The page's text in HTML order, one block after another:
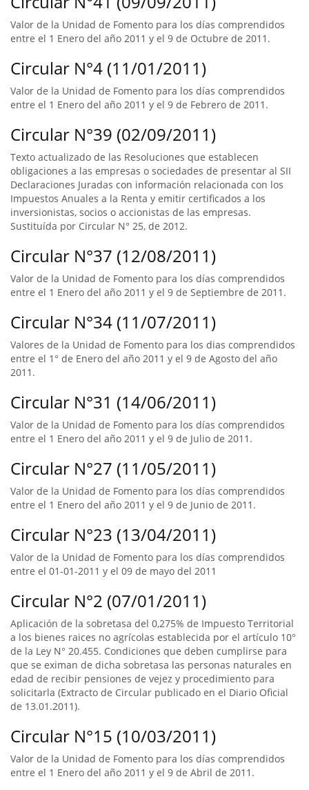
Valor de la Unidad de Fomento para los días comprendidos
entre el 1 Enero del año 2011 y el 9 de Octubre de 2011.
Circular N°4 (11/01/2011)
Valor de la Unidad de Fomento para los días comprendidos
entre el 1 Enero del año 2011 y el 9 de Febrero de 2011.
Circular N°39 (02/09/2011)
Texto actualizado de las Resoluciones que establecen
obligaciones a las empresas o sociedades de presentar al SII
Declaraciones Juradas con información relacionada con los
Impuestos Anuales a la Renta y emitir certificados a los
inversionistas, socios o accionistas de las empresas.
Sustituída por Circular N° 25, de 2012.
Circular N°37 (12/08/2011)
Valor de la Unidad de Fomento para los días comprendidos
entre el 1 Enero del año 2011 y el 9 de Septiembre de 2011.
Circular N°34 (11/07/2011)
Valores de la Unidad de Fomento para los dias comprendidos
entre el 1° de Enero del año 2011 y el 9 de Agosto del año
2011.
Circular N°31 (14/06/2011)
Valor de la Unidad de Fomento para los días comprendidos
entre el 1 Enero del año 2011 y el 9 de Julio de 2011.
Circular N°27 (11/05/2011)
Valor de la Unidad de Fomento para los días comprendidos
entre el 1 Enero del año 2011 y el 9 de Junio de 2011.
Circular N°23 (13/04/2011)
Valor de la Unidad de Fomento para los días comprendidos
entre el 01-01-2011 y el 09 de mayo del 2011
Circular N°2 (07/01/2011)
Aplicación de la sobretasa del 0,275% de Impuesto Territorial
a los bienes raices no agrícolas establecida por el artículo 10°
de la Ley N° 20.455. Condiciones que deben cumplirse para
que se eximan de dicha sobretasa las personas naturales en
edad de recibir pensiones de vejez y procedimiento para
solicitarla (Extracto de Circular publicado en el Diario Oficial
de 13.01.2011).
Circular N°15 (10/03/2011)
Valor de la Unidad de Fomento para los días comprendidos
entre el 1 Enero del año 2011 y el 9 de Abril de 2011.